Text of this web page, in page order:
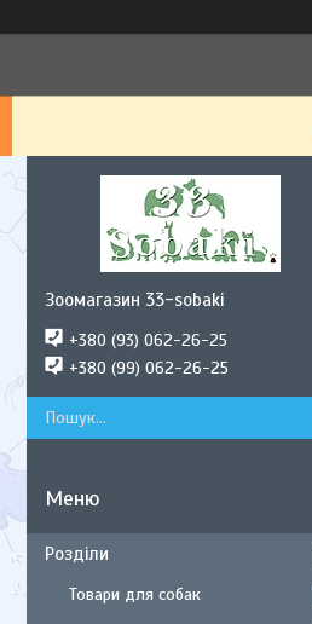
Зоомагазин 33-sobaki
+380 (93) 062-26-25
+380 (99) 062-26-25
Розділи
Товари для собак